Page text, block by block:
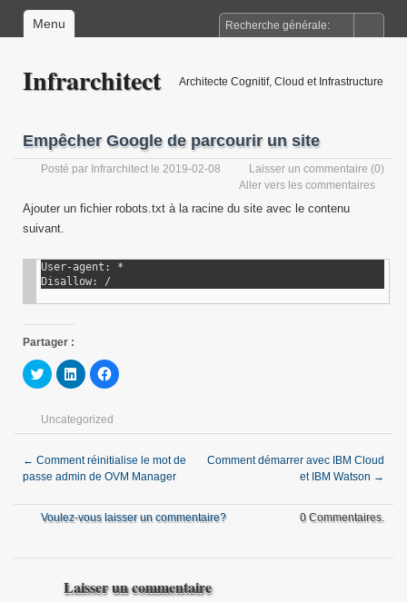
Menu
Infrarchitect Architecte Cognitif, Cloud et Infrastructure
Empêcher Google de parcourir un site
Posté par Infrarchitect le 2019-02-08 Laisser un commentaire (0)
Aller vers les commentaires
Ajouter un fichier robots.txt à la racine du site avec le contenu
suivant.
User-agent: *
Disallow: /
Partager :
Cliquez
pour
partager
Twitter(ouvre
dans
une
fenêtre)
Cliquez
pour
partager
LinkedIn(ouvre
dans
une
fenêtre)
Cliquez
pour
une
fenêtre)
Uncategorized
← Comment réinitialise le mot de
passe admin de OVM Manager
Comment démarrer avec IBM Cloud
et IBM Watson →
Voulez-vous laisser un commentaire? 0 Commentaires.
Laisser un commentaire